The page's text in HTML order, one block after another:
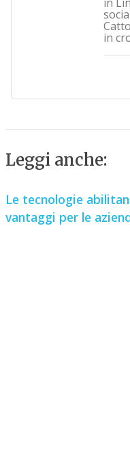
in
Leggi anche:
Le tecnologie
vantaggi per le